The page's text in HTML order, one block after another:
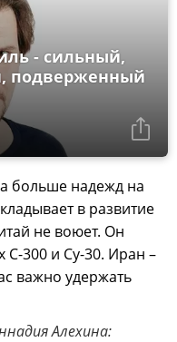
- сильный,
подверженный
больше надежд на
в развитие
не воюет. Он
С-300 и Су-30. Иран –
важно удержать
Алехина: